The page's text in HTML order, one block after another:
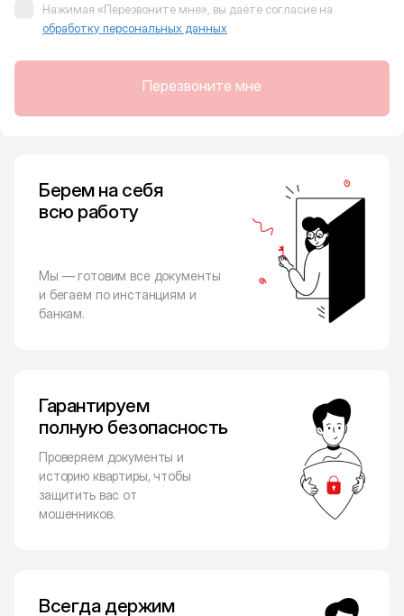
Нажимая «Перезвоните мне», вы даёте согласие на
обработку персональных данных
Перезвоните мне
Берем на себя
всю работу
Мы — готовим все документы
и бегаем по инстанциям и
банкам.
Гарантируем
полную безопасность
Проверяем документы и
историю квартиры, чтобы
защитить вас от
мошенников.
Всегда держим